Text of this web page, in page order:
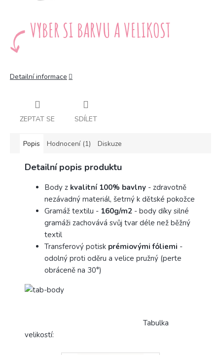
Detailní informace
ZEPTAT SE SDÍLET
Popis Hodnocení (1) Diskuze
Detailní popis produktu
Body z kvalitní 100% bavlny - zdravotně
nezávadný materiál, šetrný k dětské pokožce
Gramáž textilu - 160g/m2 - body díky silné
gramáži zachovává svůj tvar déle než běžný
textil
Transferový potisk prémiovými fóliemi -
odolný proti oděru a velice pružný (perte
obráceně na 30°)
Tabulka
velikostí: